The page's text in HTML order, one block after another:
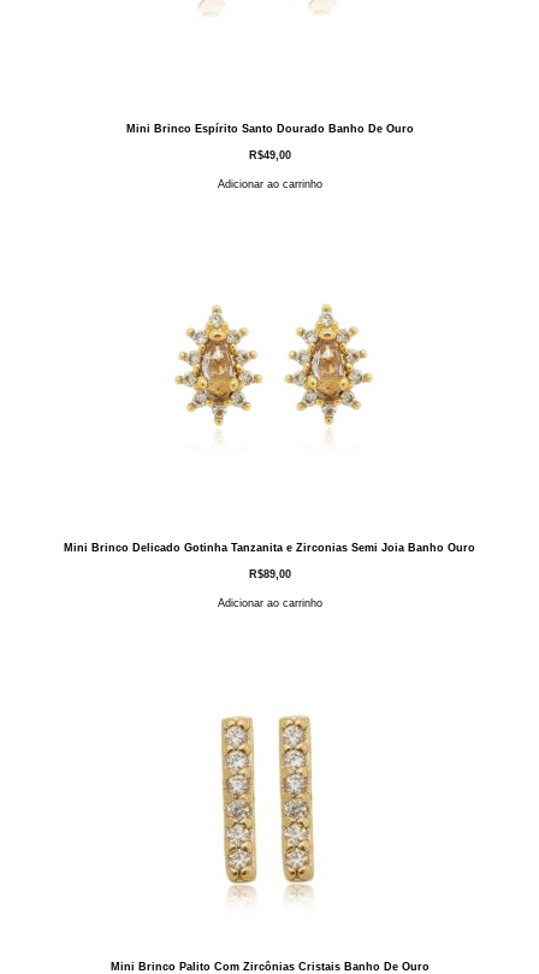
Mini Brinco Espírito Santo Dourado Banho De Ouro
R$49,00
Adicionar ao carrinho
Mini Brinco Delicado Gotinha Tanzanita e Zirconias Semi Joia Banho Ouro
R$89,00
Adicionar ao carrinho
Mini Brinco Palito Com Zircônias Cristais Banho De Ouro